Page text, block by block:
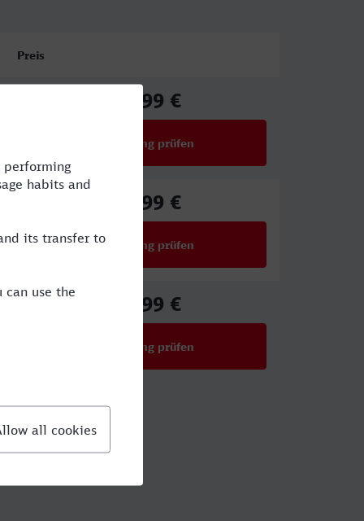
Preis
54,99 €
Verbindung prüfen
61,99 €
Verbindung prüfen
47,99 €
Verbindung prüfen